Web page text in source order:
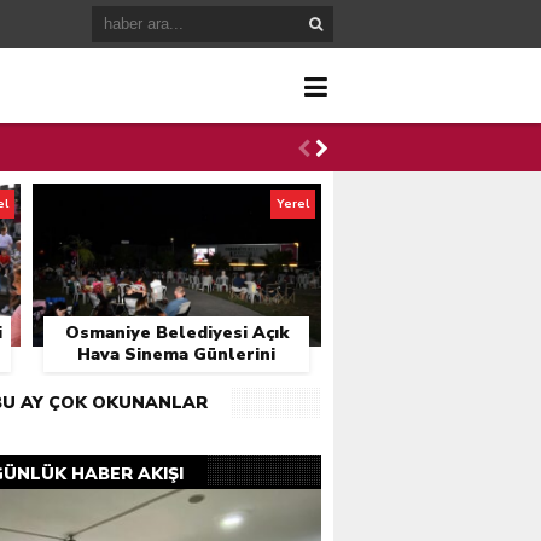
Osmaniye Belediyesi Açık
Hava Sinema Günlerini
Yerel
AY ÇOK OKUNANLAR
HABER AKIŞI